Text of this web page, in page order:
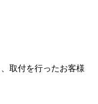
取付を行ったお客様